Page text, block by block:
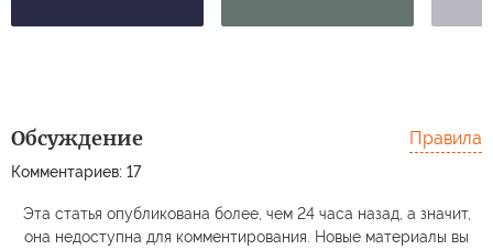
Обсуждение
Комментариев: 17
Правила
Эта статья опубликована более, чем 24 часа назад, а значит,
она недоступна для комментирования. Новые материалы вы